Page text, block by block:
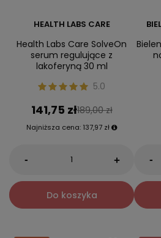
HEALTH LABS CARE
Health Labs Care SolveOn
serum regulujące z
lakoferyną 30 ml
5.0
141,75 zł189,00 zł
Najniższa cena: 137,97 zł
- +
Do koszyka
-